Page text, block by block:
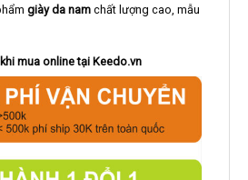
giày da namchất lượng cao, mẫu
mua online tại Keedo.vn